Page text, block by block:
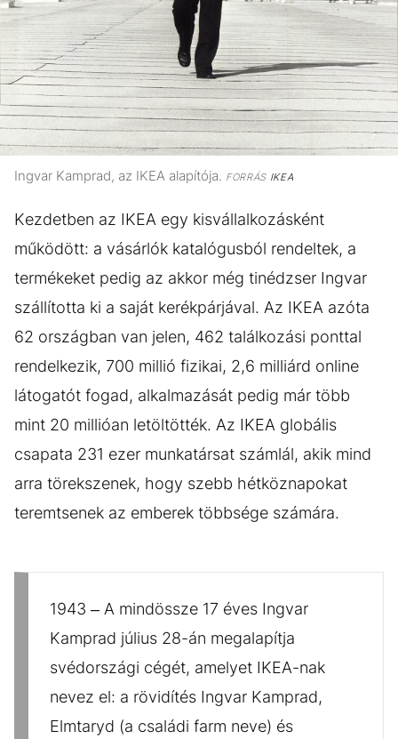
Ingvar Kamprad, az IKEA alapítója. FORRÁSIKEA
Kezdetben az IKEA egy kisvállalkozásként
működött: a vásárlók katalógusból rendeltek, a
termékeket pedig az akkor még tinédzser Ingvar
szállította ki a saját kerékpárjával. Az IKEA azóta
62 országban van jelen, 462 találkozási ponttal
rendelkezik, 700 millió fizikai, 2,6 milliárd online
látogatót fogad, alkalmazását pedig már több
mint 20 millióan letöltötték. Az IKEA globális
csapata 231 ezer munkatársat számlál, akik mind
arra törekszenek, hogy szebb hétköznapokat
teremtsenek az emberek többsége számára.
1943 – A mindössze 17 éves Ingvar
Kamprad július 28-án megalapítja
svédországi cégét, amelyet IKEA-nak
nevez el: a rövidítés Ingvar Kamprad,
Elmtaryd (a családi farm neve) és